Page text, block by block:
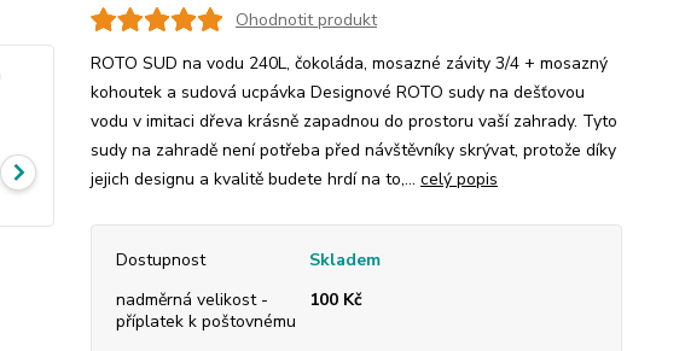
Ohodnotit produkt
ROTO SUD na vodu 240L, čokoláda, mosazné závity 3/4 + mosazný
kohoutek a sudová ucpávka Designové ROTO sudy na dešťovou
vodu v imitaci dřeva krásně zapadnou do prostoru vaší zahrady. Tyto
sudy na zahradě není potřeba před návštěvníky skrývat, protože díky
jejich designu a kvalitě budete hrdí na to,... celý popis
Dostupnost
Skladem
nadměrná velikost -
příplatek k poštovnému
100 Kč